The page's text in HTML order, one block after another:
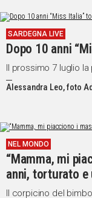
SARDEGNA LIVE
Dopo 10 anni
Il prossimo 7 luglio
Alessandra Leo, foto
NEL MONDO
“Mamma, mi
anni, torturato
Il corpicino del